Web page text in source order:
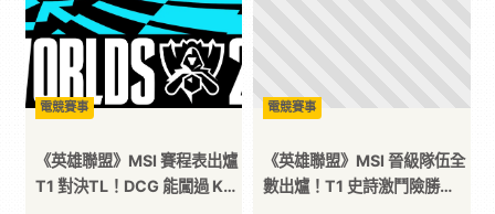
電競賽事
《英雄聯盟》MSI 賽程表出爐
T1 對決TL！DCG 能闖過 KC
電競賽事
《英雄聯盟》MSI 晉級隊伍全
數出爐！T1 史詩激鬥險勝